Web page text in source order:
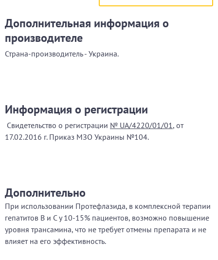
Дополнительная информация о
производителе
Страна-производитель - Украина.
Информация о регистрации
Свидетельство о регистрации № UA/4220/01/01, от
17.02.2016 г. Приказ МЗО Украины №104.
Дополнительно
При использовании Протефлазида, в комплексной терапии
гепатитов В и С у 10-15% пациентов, возможно повышение
уровня трансамина, что не требует отмены препарата и не
влияет на его эффективность.